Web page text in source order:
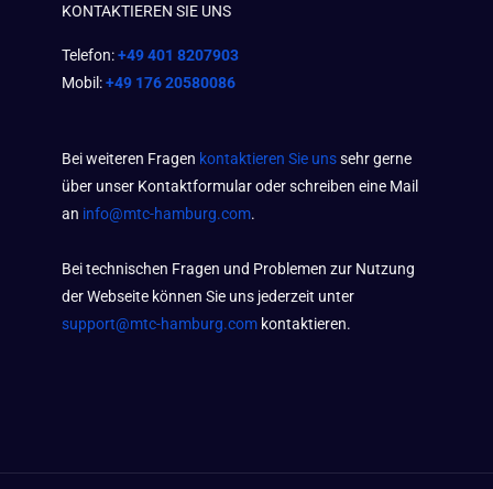
KONTAKTIEREN SIE UNS
Telefon:+49 401 8207903
Mobil:+49 176 20580086
Bei weiteren Fragen kontaktieren Sie unssehr gerne
über unser Kontaktformular oder schreiben eine Mail
an info@mtc-hamburg.com.
Bei technischen Fragen und Problemen zur Nutzung
der Webseite können Sie uns jederzeit unter
support@mtc-hamburg.com kontaktieren.